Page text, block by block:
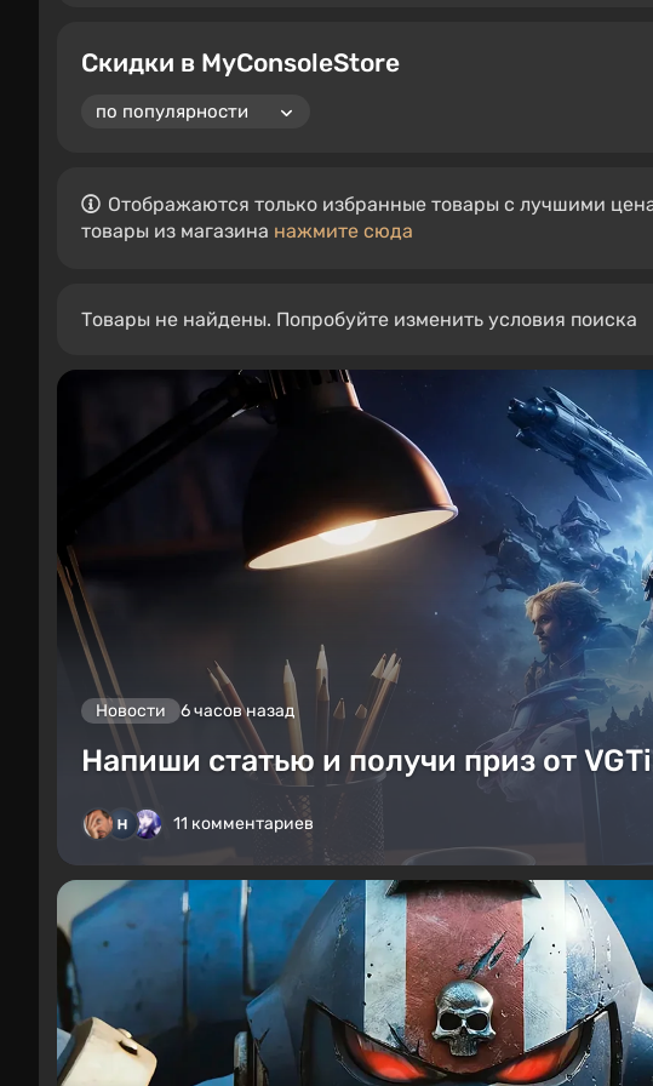
Скидки в MyConsoleStore
Отображаются только избранные товары с лучшими
товары из магазина нажмите сюда
Товары не найдены. Попробуйте изменить условия поиска
Новости 6 часов назад
Напиши статью и получи приз от
11 комментариев